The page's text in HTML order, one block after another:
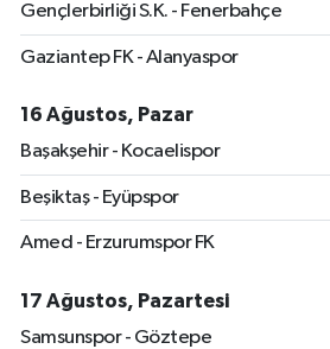
Gençlerbirliği S.K. - Fenerbahçe
Gaziantep FK - Alanyaspor
16 Ağustos, Pazar
Başakşehir - Kocaelispor
Beşiktaş - Eyüpspor
Amed - Erzurumspor FK
17 Ağustos, Pazartesi
Samsunspor - Göztepe